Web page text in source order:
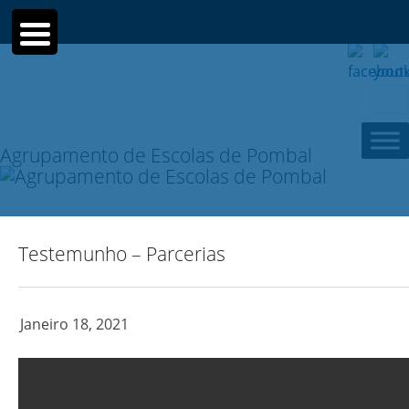
for:
Agrupamento de Escolas de Pombal
Testemunho – Parcerias
Janeiro 18, 2021